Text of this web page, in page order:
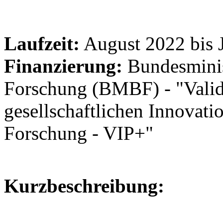
Laufzeit: August 2022 bis
Finanzierung:
Forschung (BMBF) -
gesellschaftlichen
Forschung - VIP+"
Kurzbeschreibung: